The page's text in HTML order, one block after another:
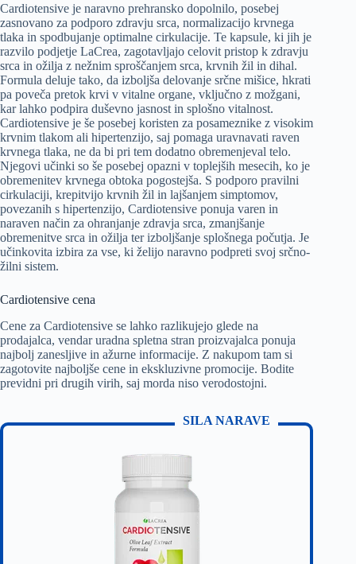
Cardiotensive je naravno prehransko dopolnilo, posebej
zasnovano za podporo zdravju srca, normalizacijo krvnega
tlaka in spodbujanje optimalne cirkulacije. Te kapsule, ki jih je
razvilo podjetje LaCrea, zagotavljajo celovit pristop k zdravju
srca in ožilja z nežnim sproščanjem srca, krvnih žil in dihal.
Formula deluje tako, da izboljša delovanje srčne mišice, hkrati
pa poveča pretok krvi v vitalne organe, vključno z možgani,
kar lahko podpira duševno jasnost in splošno vitalnost.
Cardiotensive je še posebej koristen za posameznike z visokim
krvnim tlakom ali hipertenzijo, saj pomaga uravnavati raven
krvnega tlaka, ne da bi pri tem dodatno obremenjeval telo.
Njegovi učinki so še posebej opazni v toplejših mesecih, ko je
obremenitev krvnega obtoka pogostejša. S podporo pravilni
cirkulaciji, krepitvijo krvnih žil in lajšanjem simptomov,
povezanih s hipertenzijo, Cardiotensive ponuja varen in
naraven način za ohranjanje zdravja srca, zmanjšanje
obremenitve srca in ožilja ter izboljšanje splošnega počutja. Je
učinkovita izbira za vse, ki želijo naravno podpreti svoj srčno-
žilni sistem.
Cardiotensive cena
Cene za Cardiotensive se lahko razlikujejo glede na
prodajalca, vendar uradna spletna stran proizvajalca ponuja
najbolj zanesljive in ažurne informacije. Z nakupom tam si
zagotovite najboljše cene in ekskluzivne promocije. Bodite
previdni pri drugih virih, saj morda niso verodostojni.
SILA NARAVE